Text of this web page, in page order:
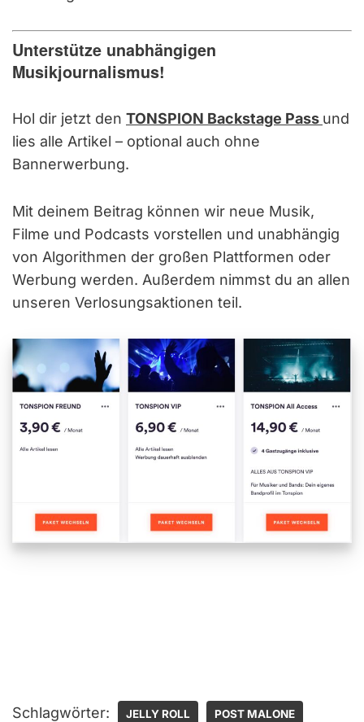
Unterstütze unabhängigen
Musikjournalismus!
Hol dir jetzt den TONSPION Backstage Pass und
lies alle Artikel – optional auch ohne
Bannerwerbung.
Mit deinem Beitrag können wir neue Musik,
Filme und Podcasts vorstellen und unabhängig
von Algorithmen der großen Plattformen oder
Werbung werden. Außerdem nimmst du an allen
unseren Verlosungsaktionen teil.
Schlagwörter: JELLY ROLL POST MALONE